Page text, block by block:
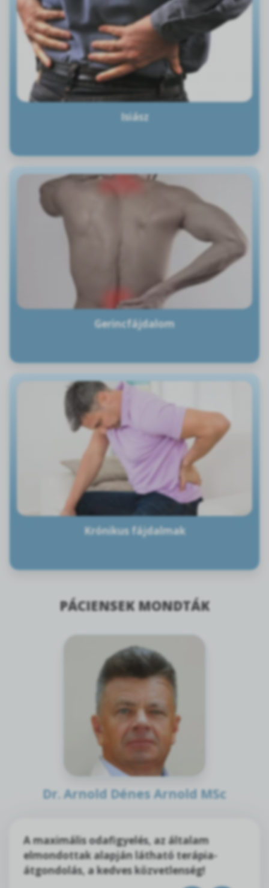
Isiász
Gerincfájdalom
Krónikus fájdalmak
PÁCIENSEK MONDTÁK
Dr. Arnold Dénes Arnold MSc
A maximális odafigyelés, az általam
elmondottak alapján látható terápia-
átgondolás, a kedves közvetlenség!